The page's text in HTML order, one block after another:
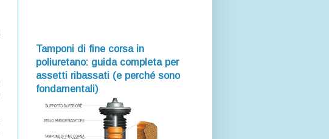
Tamponi di fine corsa in
poliuretano: guida completa per
assetti ribassati (e perché sono
fondamentali)